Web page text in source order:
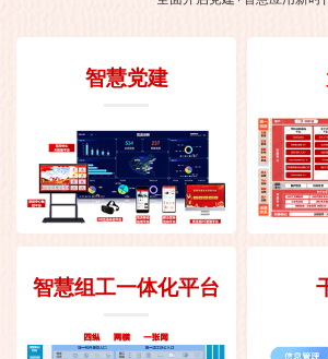
智慧党建
智慧组工一体化平台